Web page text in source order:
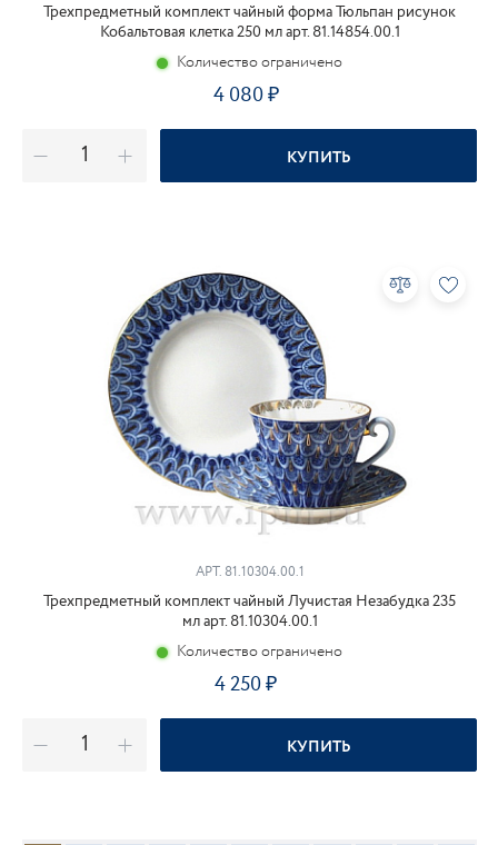
Трехпредметный комплект чайный форма Тюльпан рисунок
Кобальтовая клетка 250 мл арт. 81.14854.00.1
Количество ограничено
4 080
КУПИТЬ
АРТ.81.10304.00.1
Трехпредметный комплект чайный Лучистая Незабудка 235
мл арт. 81.10304.00.1
Количество ограничено
4 250
КУПИТЬ